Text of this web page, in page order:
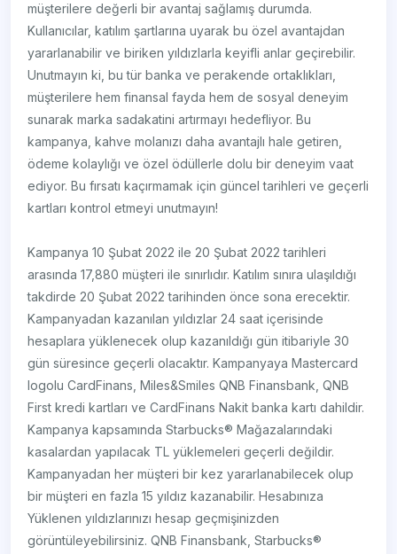
müşterilere değerli bir avantaj sağlamış durumda.
Kullanıcılar, katılım şartlarına uyarak bu özel avantajdan
yararlanabilir ve biriken yıldızlarla keyifli anlar geçirebilir.
Unutmayın ki, bu tür banka ve perakende ortaklıkları,
müşterilere hem finansal fayda hem de sosyal deneyim
sunarak marka sadakatini artırmayı hedefliyor. Bu
kampanya, kahve molanızı daha avantajlı hale getiren,
ödeme kolaylığı ve özel ödüllerle dolu bir deneyim vaat
ediyor. Bu fırsatı kaçırmamak için güncel tarihleri ve geçerli
kartları kontrol etmeyi unutmayın!
Kampanya 10 Şubat 2022 ile 20 Şubat 2022 tarihleri
arasında 17,880 müşteri ile sınırlıdır. Katılım sınıra ulaşıldığı
takdirde 20 Şubat 2022 tarihinden önce sona erecektir.
Kampanyadan kazanılan yıldızlar 24 saat içerisinde
hesaplara yüklenecek olup kazanıldığı gün itibariyle 30
gün süresince geçerli olacaktır. Kampanyaya Mastercard
logolu CardFinans, Miles&Smiles QNB Finansbank, QNB
First kredi kartları ve CardFinans Nakit banka kartı dahildir.
Kampanya kapsamında Starbucks® Mağazalarındaki
kasalardan yapılacak TL yüklemeleri geçerli değildir.
Kampanyadan her müşteri bir kez yararlanabilecek olup
bir müşteri en fazla 15 yıldız kazanabilir. Hesabınıza
Yüklenen yıldızlarınızı hesap geçmişinizden
görüntüleyebilirsiniz. QNB Finansbank, Starbucks®